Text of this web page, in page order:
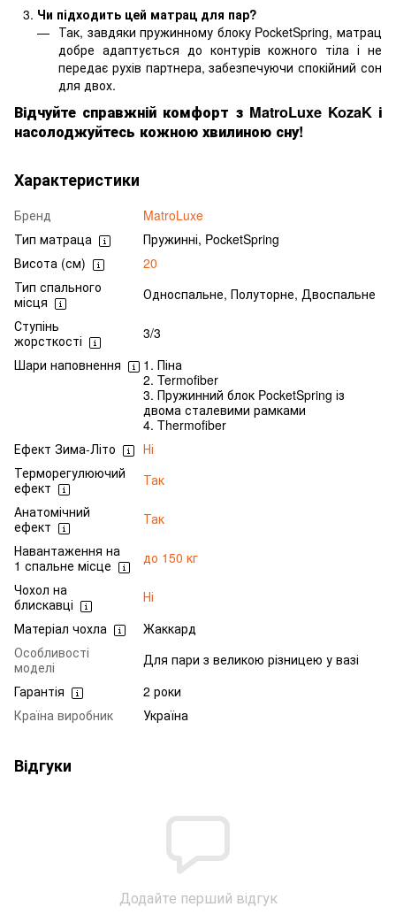
Чи підходить цей матрац для пар?
Так, завдяки пружинному блоку PocketSpring, матрац
добре адаптується до контурів кожного тіла і не
передає рухів партнера, забезпечуючи спокійний сон
для двох.
Відчуйте справжній комфорт з MatroLuxe KozaK і
насолоджуйтесь кожною хвилиною сну!
Характеристики
Бренд
MatroLuxe
Тип матраца
Пружинні, PocketSpring
Висота (см)
20
Тип спального
місця
Односпальне, Полуторне, Двоспальне
Ступінь
жорсткості
3/3
Шари наповнення
1. Піна
2. Termofiber
3. Пружинний блок PocketSpring із
двома сталевими рамками
4. Thermofiber
Ефект Зима-Літо
Ні
Терморегулюючий
ефект
Так
Анатомічний
ефект
Так
Навантаження на
1 спальне місце
до 150 кг
Чохол на
блискавці
Ні
Матеріал чохла
Жаккард
Особливості
моделі
Для пари з великою різницею у вазі
Гарантія
2 роки
Країна виробник
Україна
Відгуки
Додайте перший відгук